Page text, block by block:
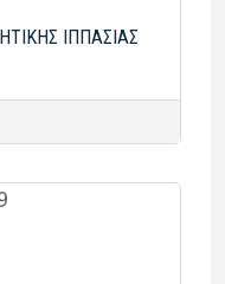
ΙΠΠΑΣΙΑΣ